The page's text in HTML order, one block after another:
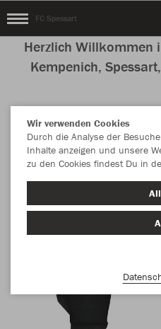
FC Spessart
Herzlich Willkommen
Kempenich,
Farbe
Wir verwenden Cookies
Durch die Analyse der
Inhalte anzeigen und unsere
zu den Cookies findest Du in